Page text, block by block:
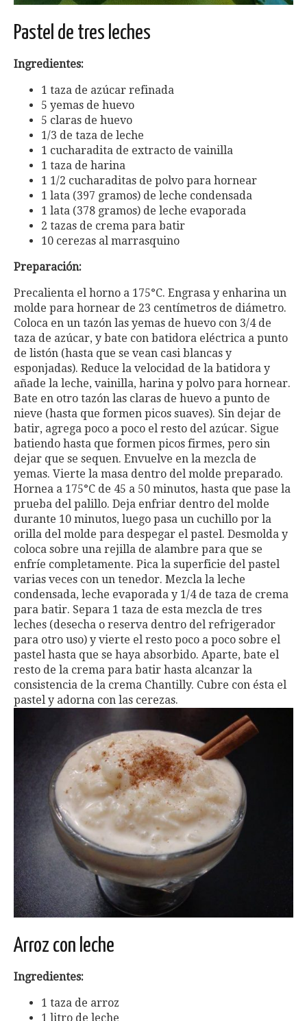
Pastel de tres leches
Ingredientes:
1 taza de azúcar refinada
5 yemas de huevo
5 claras de huevo
1/3 de taza de leche
1 cucharadita de extracto de vainilla
1 taza de harina
1 1/2 cucharaditas de polvo para hornear
1 lata (397 gramos) de leche condensada
1 lata (378 gramos) de leche evaporada
2 tazas de crema para batir
10 cerezas al marrasquino
Preparación:
Precalienta el horno a 175°C. Engrasa y enharina un
molde para hornear de 23 centímetros de diámetro.
Coloca en un tazón las yemas de huevo con 3/4 de
taza de azúcar, y bate con batidora eléctrica a punto
de listón (hasta que se vean casi blancas y
esponjadas). Reduce la velocidad de la batidora y
añade la leche, vainilla, harina y polvo para hornear.
Bate en otro tazón las claras de huevo a punto de
nieve (hasta que formen picos suaves). Sin dejar de
batir, agrega poco a poco el resto del azúcar. Sigue
batiendo hasta que formen picos firmes, pero sin
dejar que se sequen. Envuelve en la mezcla de
yemas. Vierte la masa dentro del molde preparado.
Hornea a 175°C de 45 a 50 minutos, hasta que pase la
prueba del palillo. Deja enfriar dentro del molde
durante 10 minutos, luego pasa un cuchillo por la
orilla del molde para despegar el pastel. Desmolda y
coloca sobre una rejilla de alambre para que se
enfríe completamente. Pica la superficie del pastel
varias veces con un tenedor. Mezcla la leche
condensada, leche evaporada y 1/4 de taza de crema
para batir. Separa 1 taza de esta mezcla de tres
leches (desecha o reserva dentro del refrigerador
para otro uso) y vierte el resto poco a poco sobre el
pastel hasta que se haya absorbido. Aparte, bate el
resto de la crema para batir hasta alcanzar la
consistencia de la crema Chantilly. Cubre con ésta el
pastel y adorna con las cerezas.
Arroz con leche
Ingredientes:
1 taza de arroz
1 litro de leche